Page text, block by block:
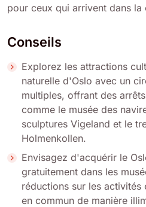
pour ceux qui arrivent dans la
Conseils
Explorez les attractions
naturelle d'Oslo avec un
multiples, offrant des
comme le musée des
sculptures Vigeland et le
Holmenkollen.
Envisagez d'acquérir le
gratuitement dans les
réductions sur les activités
en commun de manière